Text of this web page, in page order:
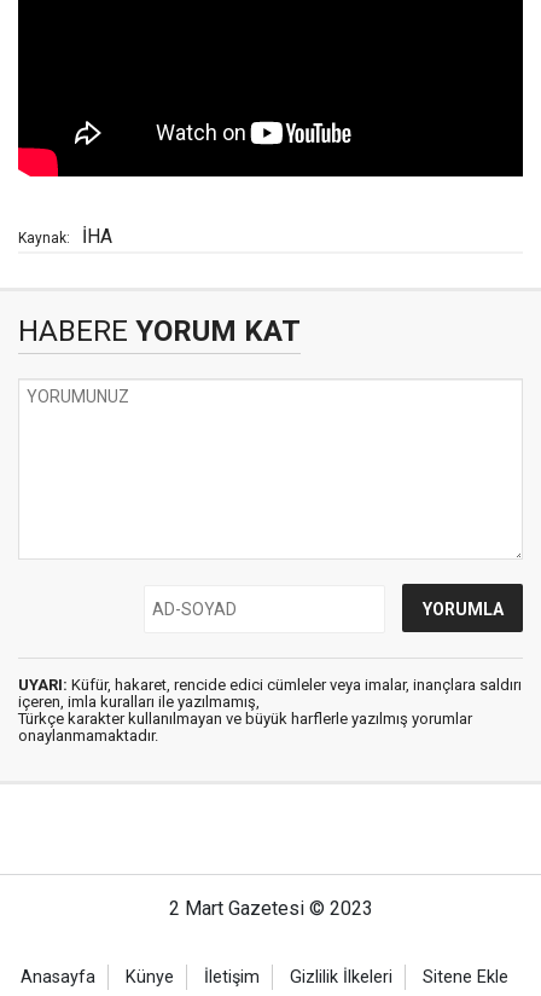
Kaynak: İHA
HABERE YORUM KAT
UYARI: Küfür, hakaret, rencide edici cümleler veya imalar, inançlara saldırı
içeren, imla kuralları ile yazılmamış,
Türkçe karakter kullanılmayan ve büyük harflerle yazılmış yorumlar
onaylanmamaktadır.
2 Mart Gazetesi © 2023
Anasayfa Künye İletişim Gizlilik İlkeleri Sitene Ekle